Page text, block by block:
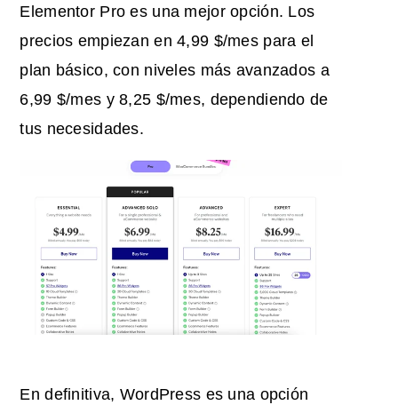
Elementor Pro es una mejor opción. Los
precios empiezan en 4,99 $/mes para el
plan básico, con niveles más avanzados a
6,99 $/mes y 8,25 $/mes, dependiendo de
tus necesidades.
En definitiva, WordPress es una opción